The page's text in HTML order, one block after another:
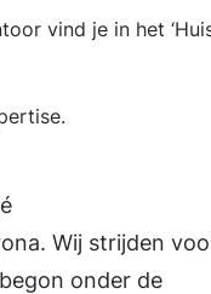
vind je in het
Wij strijden
onder de